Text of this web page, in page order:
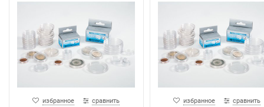
избранное сравнить избранное сравнить